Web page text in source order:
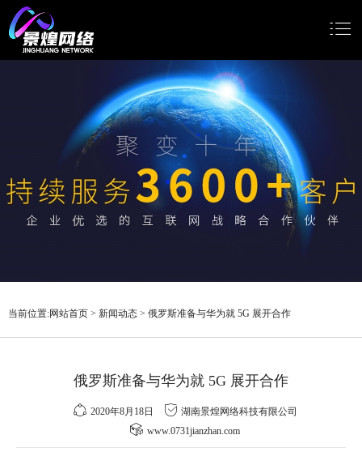
小程序开发
Google推广
关于我们
当前位置:网站首页 > 新闻动态 > 俄罗斯准备与华为就 5G 展开合作
俄罗斯准备与华为就 5G 展开合作
2020年8月18日
湖南景煌网络科技有限公司
www.0731jianzhan.com